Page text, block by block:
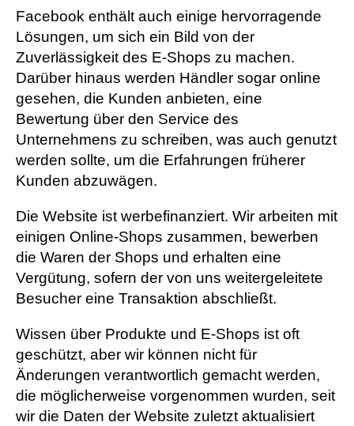
Facebook enthält auch einige hervorragende
Lösungen, um sich ein Bild von der
Zuverlässigkeit des E-Shops zu machen.
Darüber hinaus werden Händler sogar online
gesehen, die Kunden anbieten, eine
Bewertung über den Service des
Unternehmens zu schreiben, was auch genutzt
werden sollte, um die Erfahrungen früherer
Kunden abzuwägen.
Die Website ist werbefinanziert. Wir arbeiten mit
einigen Online-Shops zusammen, bewerben
die Waren der Shops und erhalten eine
Vergütung, sofern der von uns weitergeleitete
Besucher eine Transaktion abschließt.
Wissen über Produkte und E-Shops ist oft
geschützt, aber wir können nicht für
Änderungen verantwortlich gemacht werden,
die möglicherweise vorgenommen wurden, seit
wir die Daten der Website zuletzt aktualisiert